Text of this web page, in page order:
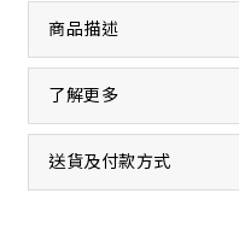
商品描述
了解更多
送貨及付款方式